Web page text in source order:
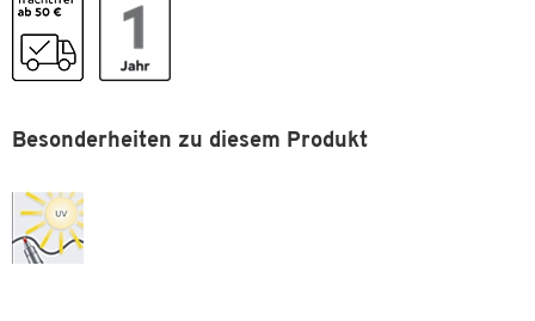
Besonderheiten zu diesem Produkt